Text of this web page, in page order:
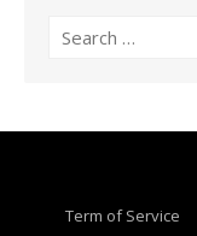
Search
Term of Service